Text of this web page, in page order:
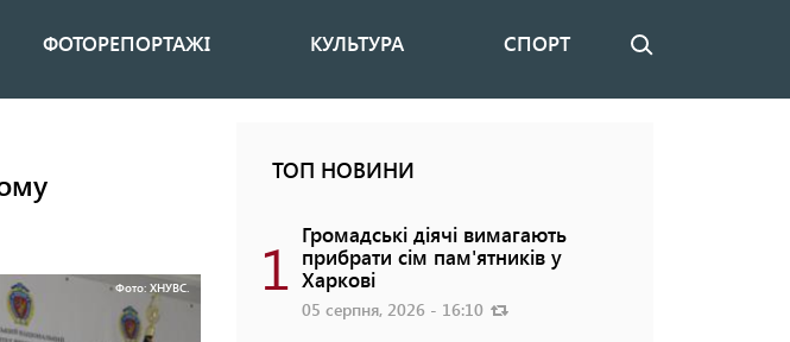
ФОТОРЕПОРТАЖІ КУЛЬТУРА СПОРТ Пошук
Фото: ХНУВС.
ТОП НОВИНИ
1 Громадські діячі вимагають
прибрати сім пам'ятників у
Харкові
05 серпня, 2026 - 16:10